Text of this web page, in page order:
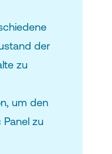
der
zu
um den
zu